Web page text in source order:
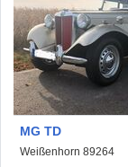
MG TD
Weißenhorn 89264